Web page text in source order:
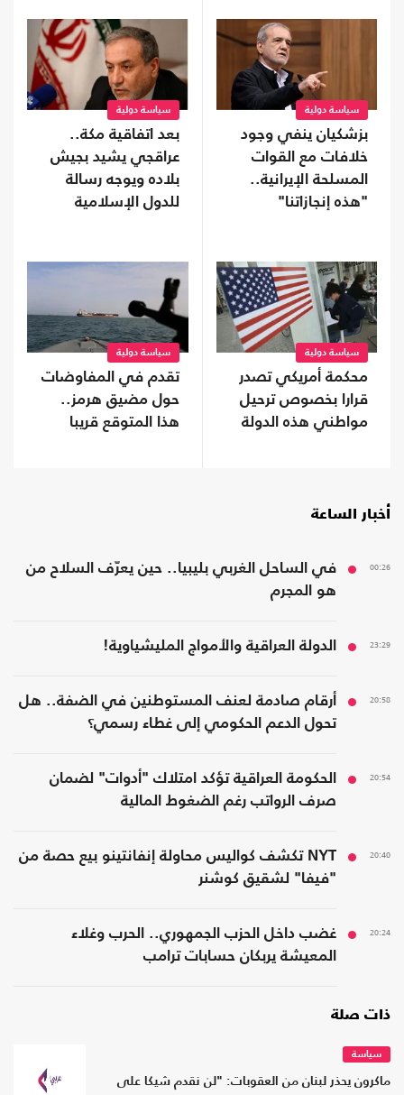
سياسة دولية
بزشكيان ينفي وجود
خلافات مع القوات
المسلحة الإيرانية..
"هذه إنجازاتنا"
سياسة دولية
بعد اتفاقية مكة..
عراقجي يشيد بجيش
بلاده ويوجه رسالة
للدول الإسلامية
سياسة دولية
محكمة أمريكي تصدر
قرارا بخصوص ترحيل
مواطني هذه الدولة
سياسة دولية
تقدم في المفاوضات
حول مضيق هرمز..
هذا المتوقع قريبا
أخبار الساعة
00:26
في الساحل الغربي بليبيا.. حين يعرّف السلاح من
هو المجرم
23:29 الدولة العراقية والأمواج المليشياوية!
20:58
أرقام صادمة لعنف المستوطنين في الضفة.. هل
تحول الدعم الحكومي إلى غطاء رسمي؟
20:54
الحكومة العراقية تؤكد امتلاك "أدوات" لضمان
صرف الرواتب رغم الضغوط المالية
20:40
NYT تكشف كواليس محاولة إنفانتينو بيع حصة من
"فيفا" لشقيق كوشنر
20:24
غضب داخل الحزب الجمهوري.. الحرب وغلاء
المعيشة يربكان حسابات ترامب
ذات صلة
سياسة
ماكرون يحذر لبنان من العقوبات: "لن نقدم شيكا على